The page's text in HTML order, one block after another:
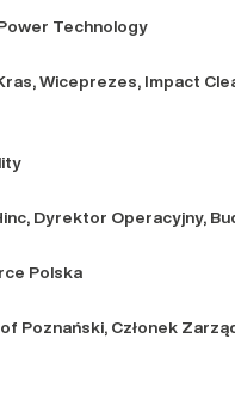
Technology
Wiceprezes, Impact
Dyrektor Operacyjny,
Polska
Poznański, Członek